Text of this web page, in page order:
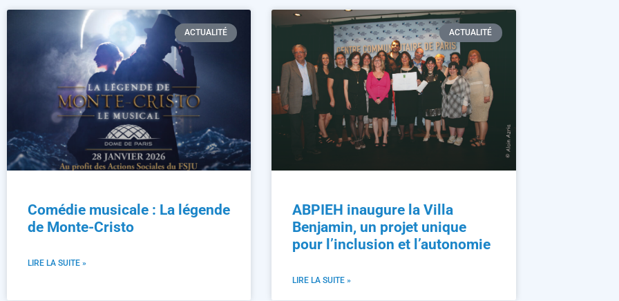
ACTUALITÉ
Comédie musicale : La légende
de Monte-Cristo
LIRE LA SUITE »
ACTUALITÉ
ABPIEH inaugure la Villa
Benjamin, un projet unique
pour l’inclusion et l’autonomie
LIRE LA SUITE »